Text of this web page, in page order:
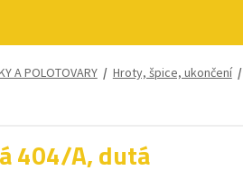
A POLOTOVARY/ Hroty, špice, ukončení/
404/A, dutá